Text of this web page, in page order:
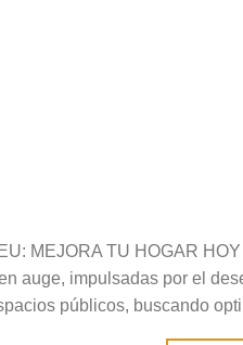
MEJORA TU HOGAR
auge, impulsadas por el
públicos, buscando